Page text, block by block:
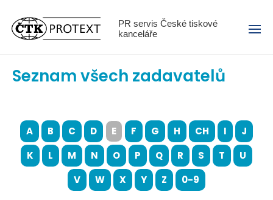
PR servis České tiskové
kanceláře
Menu
Seznam všech zadavatelů
A B C D E F G H CH I
J
K
L M N O P Q R S T
U
V
W X Y Z 0-9